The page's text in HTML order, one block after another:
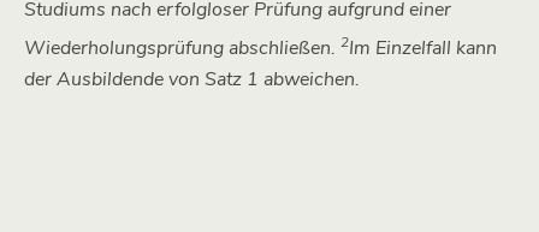
Studiums nach erfolgloser Prüfung aufgrund einer
Wiederholungsprüfung abschließen. 2Im Einzelfall kann
der Ausbildende von Satz 1 abweichen.